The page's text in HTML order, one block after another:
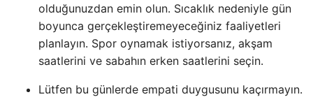
olduğunuzdan emin olun. Sıcaklık nedeniyle gün
boyunca gerçekleştiremeyeceğiniz faaliyetleri
planlayın. Spor oynamak istiyorsanız, akşam
saatlerini ve sabahın erken saatlerini seçin.
Lütfen bu günlerde empati duygusunu kaçırmayın.